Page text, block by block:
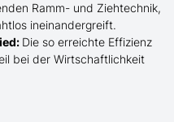
Ramm- und Ziehtechnik,
ineinandergreift.
Die so erreichte Effizienz
bei der Wirtschaftlichkeit